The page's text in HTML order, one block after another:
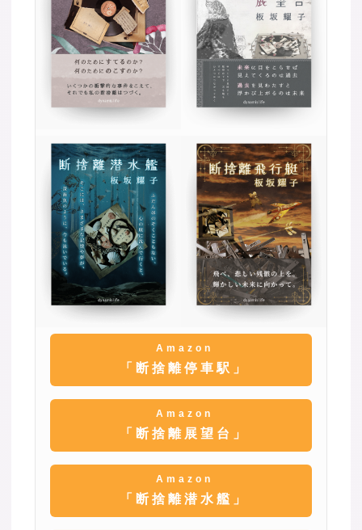
Amazon
「断捨離停車駅」
Amazon
「断捨離展望台」
Amazon
「断捨離潜水艦」